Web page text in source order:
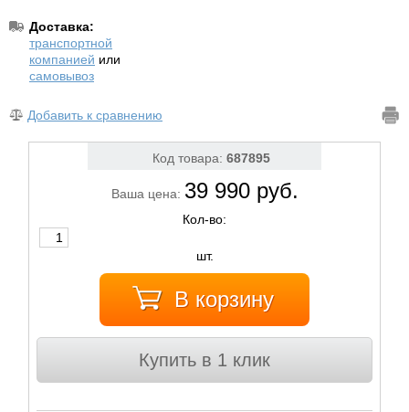
Доставка:
транспортной
компанией или
самовывоз
Добавить к сравнению
Код товара: 687895
Ваша цена: 39 990 руб.
Кол-во:
шт.
В корзину
Купить в 1 клик